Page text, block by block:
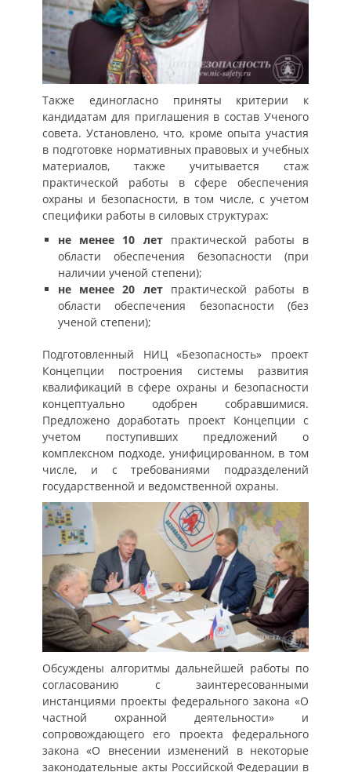
Также единогласно приняты критерии к
кандидатам для приглашения в состав Ученого
совета. Установлено, что, кроме опыта участия
в подготовке нормативных правовых и учебных
материалов, также учитывается стаж
практической работы в сфере обеспечения
охраны и безопасности, в том числе, с учетом
специфики работы в силовых структурах:
не менее 10 летпрактической работы в
области обеспечения безопасности (при
наличии ученой степени);
не менее 20 летпрактической работы в
области обеспечения безопасности (без
ученой степени);
Подготовленный НИЦ «Безопасность» проект
Концепции построения системы развития
квалификаций в сфере охраны и безопасности
концептуально одобрен собравшимися.
Предложено доработать проект Концепции с
учетом поступивших предложений о
комплексном подходе, унифицированном, в том
числе, и с требованиями подразделений
государственной и ведомственной охраны.
Обсуждены алгоритмы дальнейшей работы по
согласованию с заинтересованными
инстанциями проекты федерального закона «О
частной охранной деятельности» и
сопровождающего его проекта федерального
закона «О внесении изменений в некоторые
законодательные акты Российской Федерации в